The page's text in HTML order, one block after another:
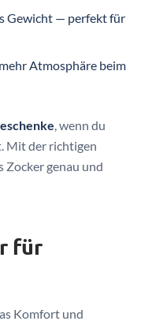
Gewicht — perfekt für
Atmosphäre beim
, wenn du
Mit der richtigen
Zocker genau und
für
Komfort und